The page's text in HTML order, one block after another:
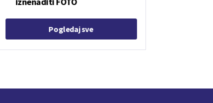
Pogledaj sve